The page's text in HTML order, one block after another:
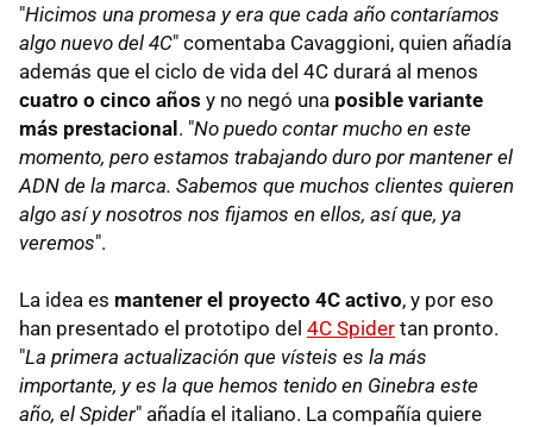
"Hicimos una promesa y era que cada año contaríamos
algo nuevo del 4C" comentaba Cavaggioni, quien añadía
además que el ciclo de vida del 4C durará al menos
cuatro o cinco años y no negó una posible variante
más prestacional. "No puedo contar mucho en este
momento, pero estamos trabajando duro por mantener el
ADN de la marca. Sabemos que muchos clientes quieren
algo así y nosotros nos fijamos en ellos, así que, ya
veremos".
La idea es mantener el proyecto 4C activo, y por eso
han presentado el prototipo del 4C Spider tan pronto.
"La primera actualización que vísteis es la más
importante, y es la que hemos tenido en Ginebra este
año, el Spider" añadía el italiano. La compañía quiere